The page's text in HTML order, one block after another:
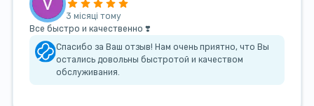
3 місяці тому
Все быстро и качественно ❣️
Спасибо за Ваш отзыв! Нам очень приятно, что Вы
остались довольны быстротой и качеством
обслуживания.